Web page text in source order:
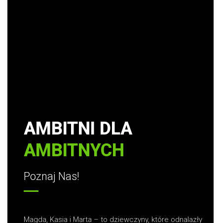
AMBITNI DLA
AMBITNYCH
Poznaj Nas!
Magda, Kasia i Marta – to dziewczyny, które odnalazły